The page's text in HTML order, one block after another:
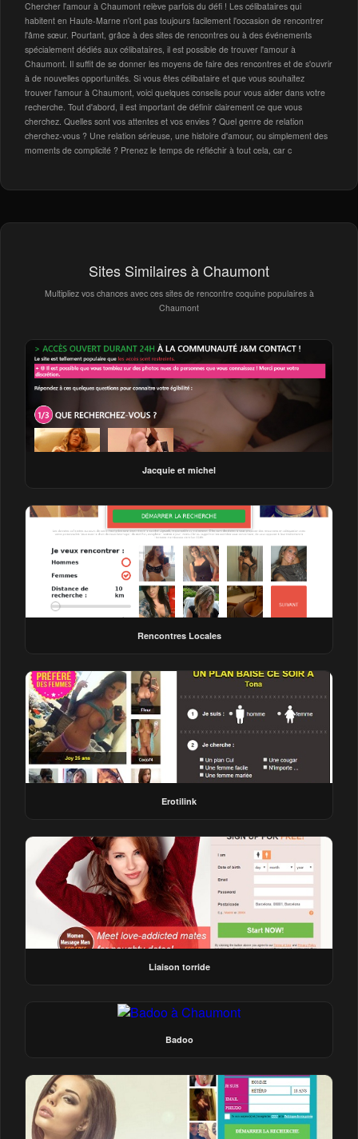
Chercher l'amour à Chaumont relève parfois du défi ! Les célibataires qui
habitent en Haute-Marne n'ont pas toujours facilement l'occasion de rencontrer
l'âme sœur. Pourtant, grâce à des sites de rencontres ou à des événements
spécialement dédiés aux célibataires, il est possible de trouver l'amour à
Chaumont. Il suffit de se donner les moyens de faire des rencontres et de s'ouvrir
à de nouvelles opportunités. Si vous êtes célibataire et que vous souhaitez
trouver l'amour à Chaumont, voici quelques conseils pour vous aider dans votre
recherche. Tout d'abord, il est important de définir clairement ce que vous
cherchez. Quelles sont vos attentes et vos envies ? Quel genre de relation
cherchez-vous ? Une relation sérieuse, une histoire d'amour, ou simplement des
moments de complicité ? Prenez le temps de réfléchir à tout cela, car c
Sites Similaires à Chaumont
Multipliez vos chances avec ces sites de rencontre coquine populaires à
Chaumont
Jacquie et michel
Rencontres Locales
Erotilink
Liaison torride
Badoo